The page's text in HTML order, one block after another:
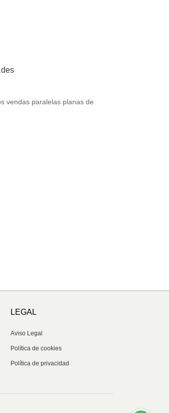
vendas paralelas planas de
LEGAL
Aviso Legal
Política de cookies
Política de privacidad